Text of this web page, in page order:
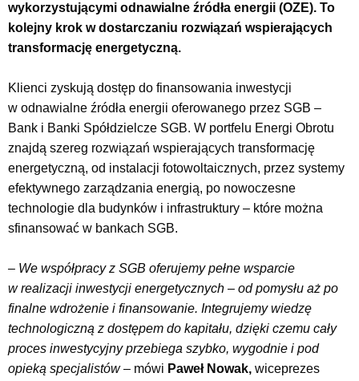
wykorzystującymi odnawialne źródła energii (OZE). To
kolejny krok w dostarczaniu rozwiązań wspierających
transformację energetyczną.
Klienci zyskują dostęp do finansowania inwestycji
w odnawialne źródła energii oferowanego przez SGB –
Bank i Banki Spółdzielcze SGB. W portfelu Energi Obrotu
znajdą szereg rozwiązań wspierających transformację
energetyczną, od instalacji fotowoltaicznych, przez systemy
efektywnego zarządzania energią, po nowoczesne
technologie dla budynków i infrastruktury – które można
sfinansować w bankach SGB.
– We współpracy z SGB oferujemy pełne wsparcie
w realizacji inwestycji energetycznych – od pomysłu aż po
finalne wdrożenie i finansowanie. Integrujemy wiedzę
technologiczną z dostępem do kapitału, dzięki czemu cały
proces inwestycyjny przebiega szybko, wygodnie i pod
opieką specjalistów – mówi Paweł Nowak, wiceprezes